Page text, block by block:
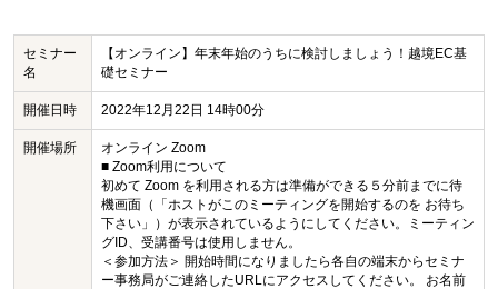
セミナー
名
【オンライン】年末年始のうちに検討しましょう！越境EC基
礎セミナー
開催日時 2022年12月22日 14時00分
開催場所
オンライン Zoom
■ Zoom利用について
初めて Zoom を利用される方は準備ができる５分前までに待
機画面（「ホストがこのミーティングを開始するのを お待ち
下さい」）が表示されているようにしてください。ミーティン
グID、受講番号は使用しません。
＜参加方法＞ 開始時間になりましたら各自の端末からセミナ
ー事務局がご連絡したURLにアクセスしてください。 お名前